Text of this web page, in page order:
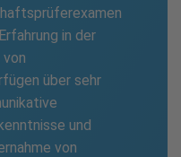
in der
über sehr
und
von